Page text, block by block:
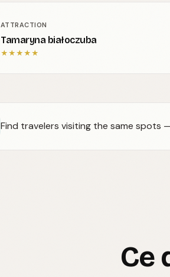
ATTRACTION
Tamaryna białoczuba
★★★★★
Find travelers visiting the same spots
Ce